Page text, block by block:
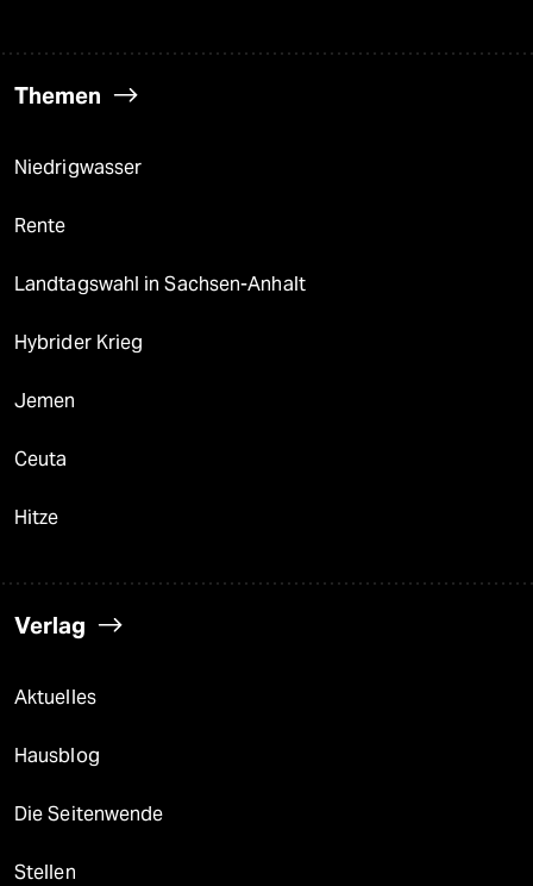
Themen
Niedrigwasser
Rente
Landtagswahl in Sachsen-Anhalt
Hybrider Krieg
Jemen
Ceuta
Hitze
Verlag
Aktuelles
Hausblog
Die Seitenwende
Stellen